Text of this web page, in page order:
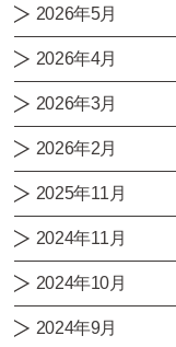
2026年5月
2026年4月
2026年3月
2026年2月
2025年11月
2024年11月
2024年10月
2024年9月